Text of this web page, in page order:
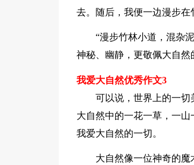
去。随后，我便一边漫步在
“漫步竹林小道，混杂
神秘、幽静，更敬佩大自然
我爱大自然优秀作文3
可以说，世界上的一切
大自然中的一花一草，一
我爱大自然的一切。
大自然像一位神奇的